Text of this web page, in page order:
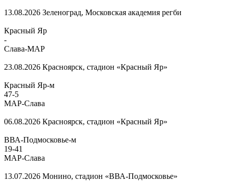
13.08.2026 Зеленоград, Московская академия регби
Красный Яр
-
Слава-МАР
23.08.2026 Красноярск, стадион «Красный Яр»
Красный Яр-м
47-5
МАР-Слава
06.08.2026 Красноярск, стадион «Красный Яр»
ВВА-Подмосковье-м
19-41
МАР-Слава
13.07.2026 Монино, стадион «ВВА-Подмосковье»